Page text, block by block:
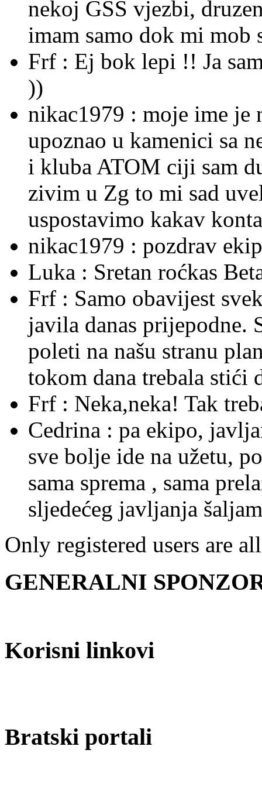
nekoj GSS vjezbi,
imam samo dok mi mob
Frf : Ej bok lepi !! Ja
))
nikac1979 : moje ime je
upoznao u kamenici sa
i kluba ATOM ciji sam
zivim u Zg to mi sad
uspostavimo kakav
nikac1979 : pozdrav
Luka : Sretan roćkas
Frf : Samo obavijest
javila danas prijepodne.
poleti na našu stranu
tokom dana trebala stići
Frf : Neka,neka! Tak
Cedrina : pa ekipo,
sve bolje ide na užetu,
sama sprema , sama
sljedećeg javljanja
Only registered users are
GENERALNI
Korisni linkovi
Bratski portali